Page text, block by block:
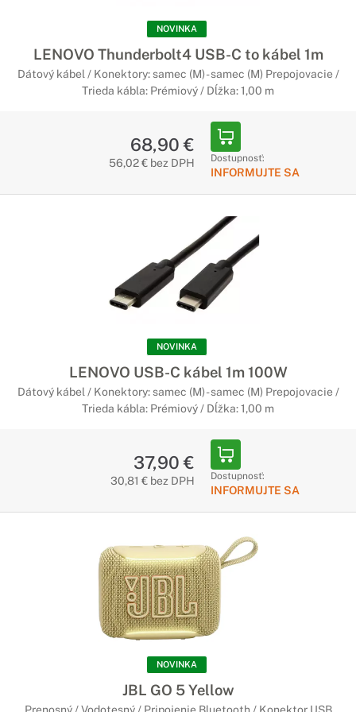
NOVINKA
LENOVO Thunderbolt4 USB-C to kábel 1m
Dátový kábel / Konektory: samec (M) - samec (M) Prepojovacie /
Trieda kábla: Prémiový / Dĺžka: 1,00 m
68,90 €
56,02 € bez DPH Dostupnosť:
INFORMUJTE SA
NOVINKA
LENOVO USB-C kábel 1m 100W
Dátový kábel / Konektory: samec (M) - samec (M) Prepojovacie /
Trieda kábla: Prémiový / Dĺžka: 1,00 m
37,90 €
30,81 € bez DPH Dostupnosť:
INFORMUJTE SA
NOVINKA
JBL GO 5 Yellow